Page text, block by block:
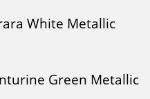
White Metallic
Green Metallic